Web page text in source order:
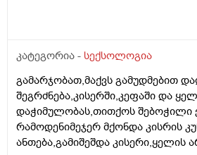
პრობლემები აუზში მოშარდვის
პერიოდულად ისევ აყრიდა პენისი
მომხმარებელიც.როდესაც
მაშინ დააყრიდა პენისზე და
დროს რამოდენიმეჯერ ერექციის
პენისი უვარდება ეს ყველაფერი
მოქმედებს ზოგადად ძალიან
კატეგორია - სექსოლოგია
გამარჯობათ,მაქვს გამუდმებით
შეგრძნება,კისერში,კეფაში და
დაჭიმულობას,თითქოს შებოჭილი
რამოდენიმეჯერ მქონდა კისრის
ანთება,გამიშეშდა კისერი,ყელის